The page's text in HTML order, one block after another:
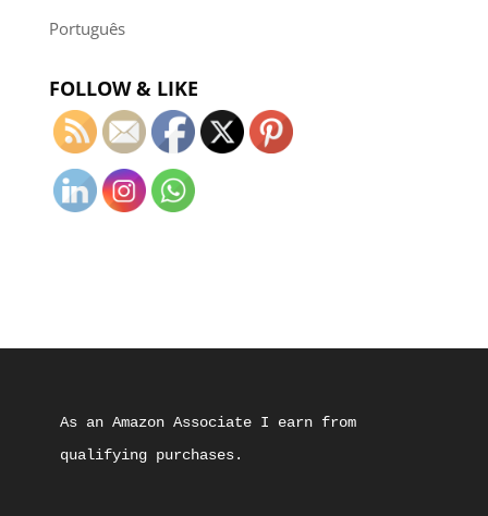
Português
FOLLOW & LIKE
As an Amazon Associate I earn from
qualifying purchases.